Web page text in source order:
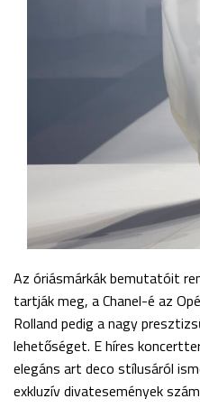
Az óriásmárkák bemutatóit
tartják meg, a Chanel-é az
Rolland pedig a nagy
lehetőséget. E híres
elegáns art deco stílusáról
exkluzív divatesemények